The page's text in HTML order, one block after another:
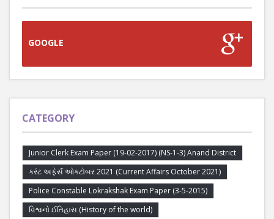
GOOGLE
CATEGORY
Junior Clerk Exam Paper (19-02-2017) (NS-1-3) Anand District
કરંટ અફેર્સ ઓક્ટોબર 2021 (Current Affairs October 2021)
Police Constable Lokrakshak Exam Paper (3-5-2015)
વિશ્વનો ઈતિહાસ (History of the world)